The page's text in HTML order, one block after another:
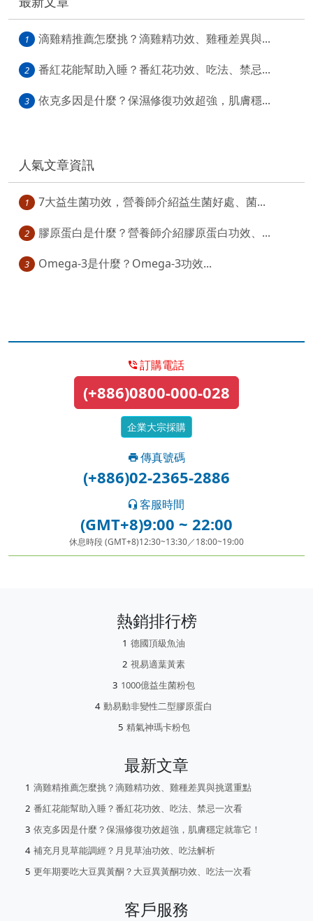
1 滴雞精推薦怎麼挑？滴雞精功效、雞種差異與...
2 番紅花能幫助入睡？番紅花功效、吃法、禁忌...
3 依克多因是什麼？保濕修復功效超強，肌膚穩...
人氣文章資訊
1 7大益生菌功效，營養師介紹益生菌好處、菌...
2 膠原蛋白是什麼？營養師介紹膠原蛋白功效、...
3 Omega-3是什麼？Omega-3功效...
訂購電話
(+886)0800-000-028
企業大宗採購
傳真號碼
(+886)02-2365-2886
客服時間
(GMT+8)9:00 ~ 22:00
休息時段 (GMT+8)12:30~13:30／18:00~19:00
熱銷排行榜
德國頂級魚油
視易適葉黃素
1000億益生菌粉包
動易動非變性二型膠原蛋白
精氣神瑪卡粉包
最新文章
滴雞精推薦怎麼挑？滴雞精功效、雞種差異與挑選重點
番紅花能幫助入睡？番紅花功效、吃法、禁忌一次看
依克多因是什麼？保濕修復功效超強，肌膚穩定就靠它！
補充月見草能調經？月見草油功效、吃法解析
更年期要吃大豆異黃酮？大豆異黃酮功效、吃法一次看
客戶服務